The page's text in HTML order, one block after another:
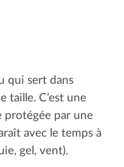
qui sert dans
taille. C’est une
par une
avec le temps à
gel, vent).